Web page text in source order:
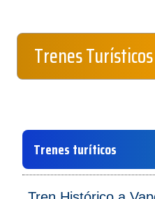
Trenes
Trenes turíticos